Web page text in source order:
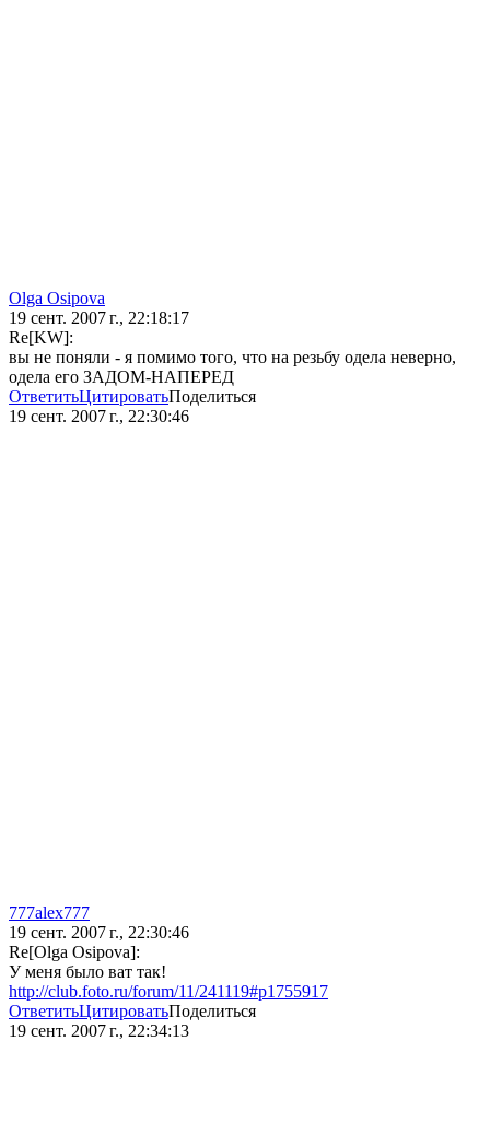
Olga Osipova
19 сент. 2007 г., 22:18:17
Re[KW]:
вы не поняли - я помимо того, что на резьбу одела неверно,
одела его ЗАДОМ-НАПЕРЕД
ОтветитьЦитироватьПоделиться
19 сент. 2007 г., 22:30:46
777alex777
19 сент. 2007 г., 22:30:46
Re[Olga Osipova]:
У меня было ват так!
http://club.foto.ru/forum/11/241119#p1755917
ОтветитьЦитироватьПоделиться
19 сент. 2007 г., 22:34:13